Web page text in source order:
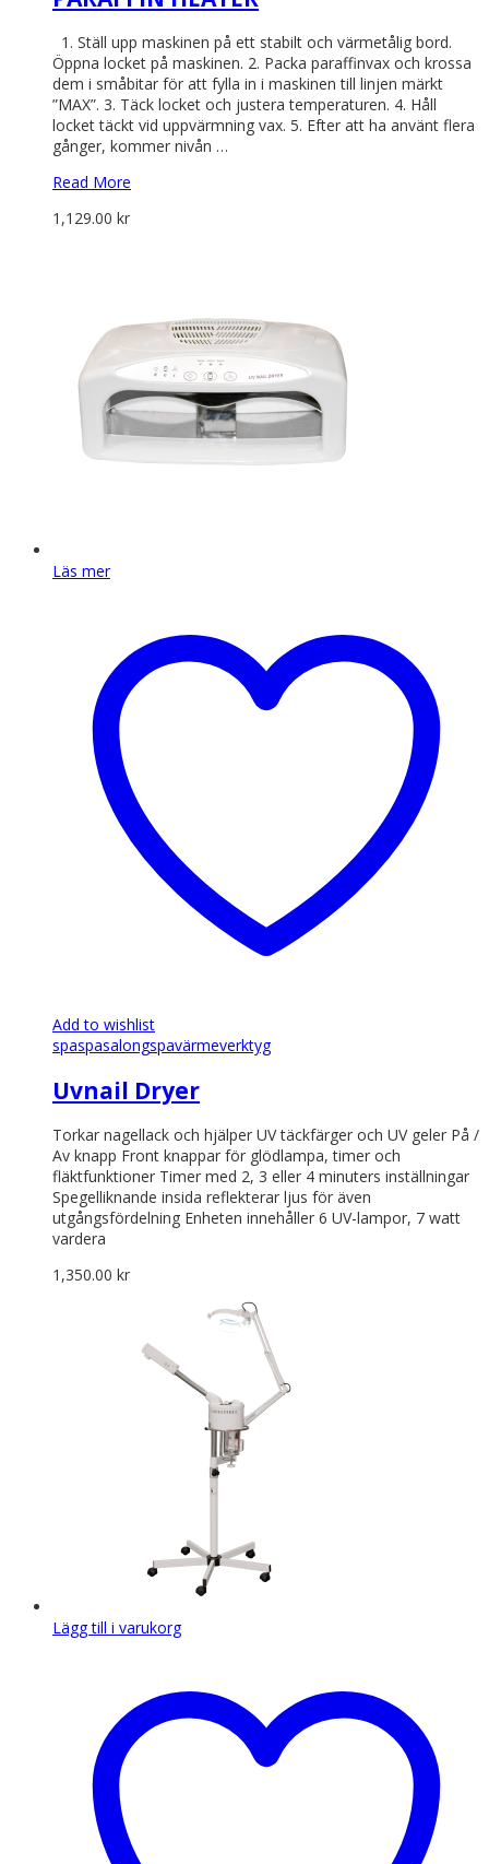
1. Ställ upp maskinen på ett stabilt och värmetålig bord.
Öppna locket på maskinen. 2. Packa paraffinvax och krossa
dem i småbitar för att fylla in i maskinen till linjen märkt
”MAX”. 3. Täck locket och justera temperaturen. 4. Håll
locket täckt vid uppvärmning vax. 5. Efter att ha använt flera
gånger, kommer nivån …
Read More
1,129.00 kr
Läs mer
Add to wishlist
spaspasalongspavärmeverktyg
Uvnail Dryer
Torkar nagellack och hjälper UV täckfärger och UV geler På /
Av knapp Front knappar för glödlampa, timer och
fläktfunktioner Timer med 2, 3 eller 4 minuters inställningar
Spegelliknande insida reflekterar ljus för även
utgångsfördelning Enheten innehåller 6 UV-lampor, 7 watt
vardera
1,350.00 kr
Lägg till i varukorg